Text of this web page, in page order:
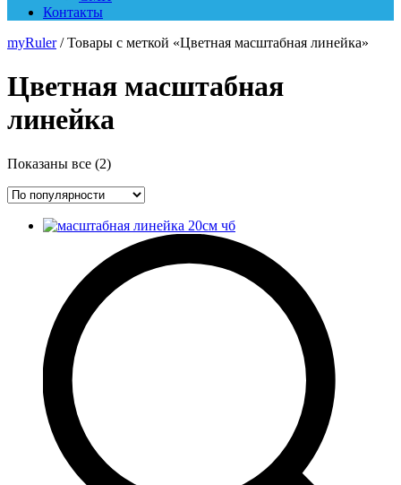
Контакты
myRuler/ Товары с меткой «Цветная масштабная линейка»
Цветная масштабная
линейка
Показаны все (2)Сортировка:
популярности